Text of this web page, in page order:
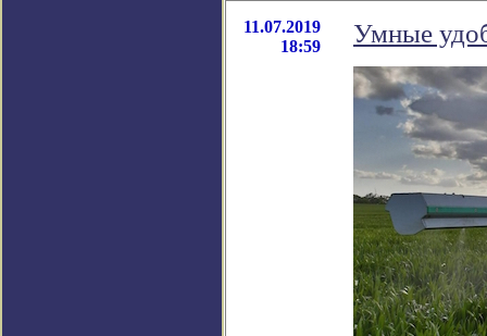
11.07.2019
18:59
Умные